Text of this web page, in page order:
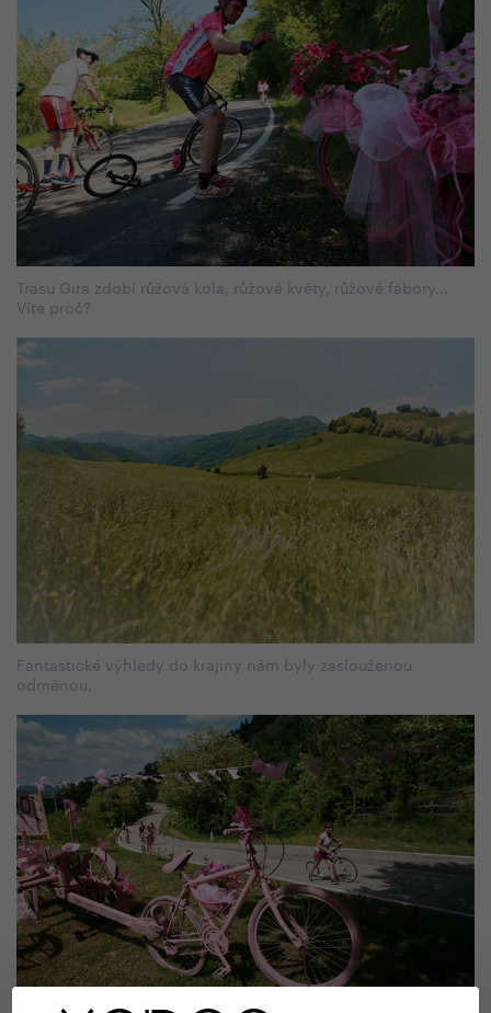
Trasu Gira zdobí růžová kola, růžové květy, růžové fábory...
Víte proč?
Fantastické výhledy do krajiny nám byly zaslouženou
odměnou.